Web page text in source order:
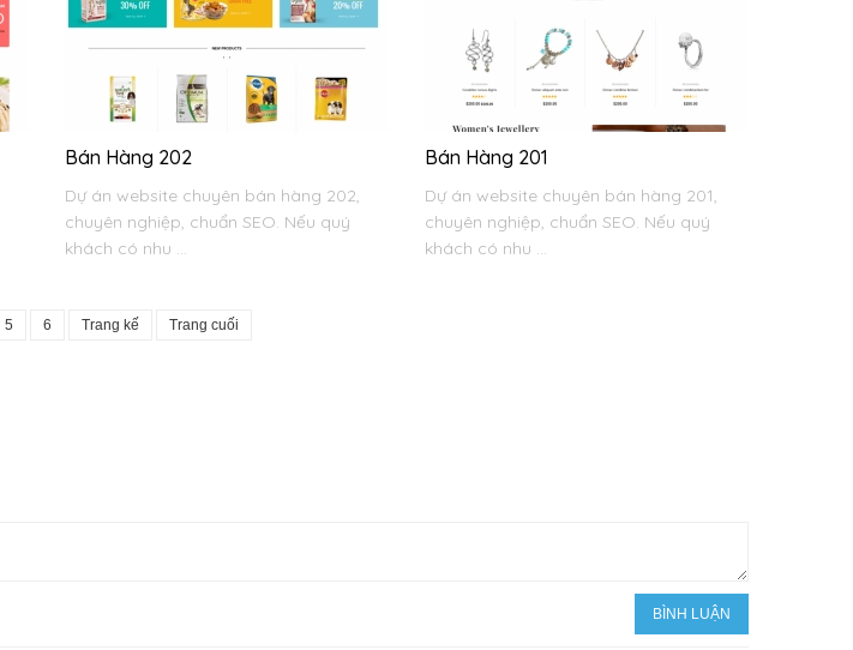
Bán Hàng 202
Dự án website chuyên bán hàng 202,
chuyên nghiệp, chuẩn SEO. Nếu quý
khách có nhu ...
Bán Hàng 201
Dự án website chuyên bán hàng 201,
chuyên nghiệp, chuẩn SEO. Nếu quý
khách có nhu ...
5 6 Trang kế Trang cuối